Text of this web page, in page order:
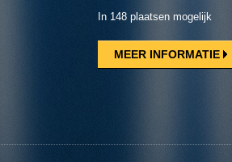
In 148 plaatsen mogelijk
MEER INFORMATIE